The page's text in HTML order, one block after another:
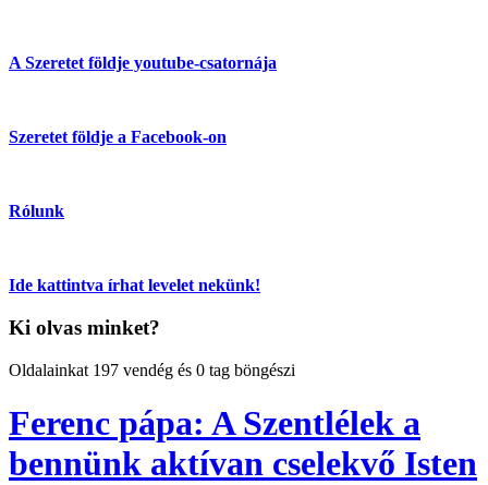
A Szeretet földje youtube-csatornája
Szeretet földje a Facebook-on
Rólunk
Ide kattintva írhat levelet nekünk!
Ki olvas minket?
Oldalainkat 197 vendég és 0 tag böngészi
Ferenc pápa: A Szentlélek a
bennünk aktívan cselekvő Isten